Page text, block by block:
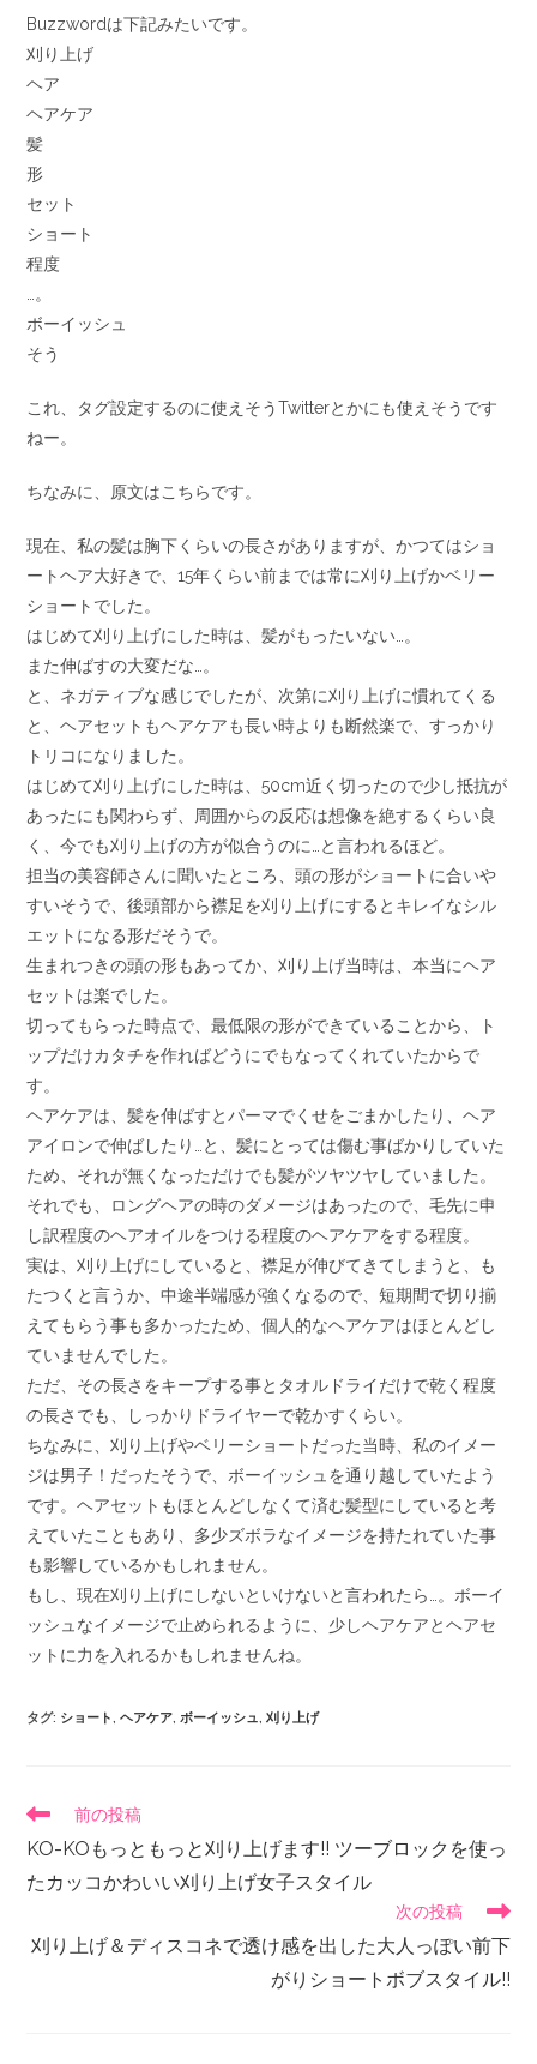
Buzzwordは下記みたいです。
刈り上げ
ヘア
ヘアケア
髪
形
セット
ショート
程度
…。
ボーイッシュ
そう
これ、タグ設定するのに使えそうTwitterとかにも使えそうです
ねー。
ちなみに、原文はこちらです。
現在、私の髪は胸下くらいの長さがありますが、かつてはショ
ートヘア大好きで、15年くらい前までは常に刈り上げかベリー
ショートでした。
はじめて刈り上げにした時は、髪がもったいない…。
また伸ばすの大変だな…。
と、ネガティブな感じでしたが、次第に刈り上げに慣れてくる
と、ヘアセットもヘアケアも長い時よりも断然楽で、すっかり
トリコになりました。
はじめて刈り上げにした時は、50cm近く切ったので少し抵抗が
あったにも関わらず、周囲からの反応は想像を絶するくらい良
く、今でも刈り上げの方が似合うのに…と言われるほど。
担当の美容師さんに聞いたところ、頭の形がショートに合いや
すいそうで、後頭部から襟足を刈り上げにするとキレイなシル
エットになる形だそうで。
生まれつきの頭の形もあってか、刈り上げ当時は、本当にヘア
セットは楽でした。
切ってもらった時点で、最低限の形ができていることから、ト
ップだけカタチを作ればどうにでもなってくれていたからで
す。
ヘアケアは、髪を伸ばすとパーマでくせをごまかしたり、ヘア
アイロンで伸ばしたり…と、髪にとっては傷む事ばかりしていた
ため、それが無くなっただけでも髪がツヤツヤしていました。
それでも、ロングヘアの時のダメージはあったので、毛先に申
し訳程度のヘアオイルをつける程度のヘアケアをする程度。
実は、刈り上げにしていると、襟足が伸びてきてしまうと、も
たつくと言うか、中途半端感が強くなるので、短期間で切り揃
えてもらう事も多かったため、個人的なヘアケアはほとんどし
ていませんでした。
ただ、その長さをキープする事とタオルドライだけで乾く程度
の長さでも、しっかりドライヤーで乾かすくらい。
ちなみに、刈り上げやベリーショートだった当時、私のイメー
ジは男子！だったそうで、ボーイッシュを通り越していたよう
です。ヘアセットもほとんどしなくて済む髪型にしていると考
えていたこともあり、多少ズボラなイメージを持たれていた事
も影響しているかもしれません。
もし、現在刈り上げにしないといけないと言われたら…。ボーイ
ッシュなイメージで止められるように、少しヘアケアとヘアセ
ットに力を入れるかもしれませんね。
タグ: ショート, ヘアケア, ボーイッシュ, 刈り上げ
前の投稿
KO-KOもっともっと刈り上げます!! ツーブロックを使っ
たカッコかわいい刈り上げ女子スタイル
次の投稿
刈り上げ＆ディスコネで透け感を出した大人っぽい前下
がりショートボブスタイル!!